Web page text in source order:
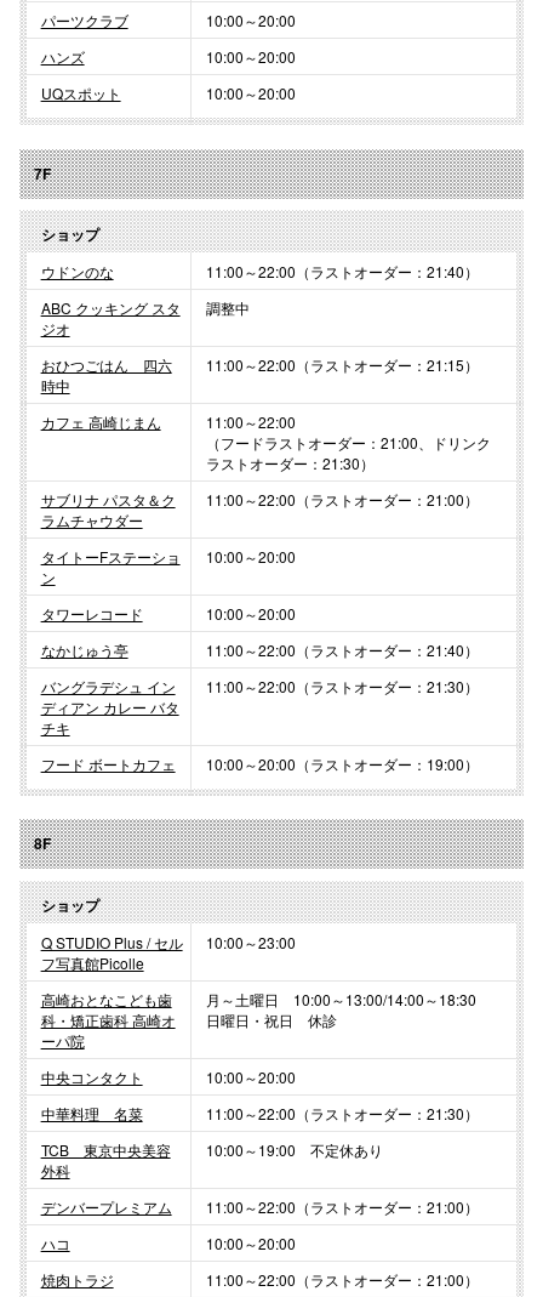
パーツクラブ
10:00～20:00
ハンズ
10:00～20:00
UQスポット
10:00～20:00
7F
ショップ
ウドンのな
11:00～22:00（ラストオーダー：21:40）
ABC クッキング スタ
ジオ
調整中
おひつごはん 四六
時中
11:00～22:00（ラストオーダー：21:15）
カフェ 高崎じまん
11:00～22:00
（フードラストオーダー：21:00、ドリンク
ラストオーダー：21:30）
サブリナ パスタ＆ク
ラムチャウダー
11:00～22:00（ラストオーダー：21:00）
タイトーFステーショ
ン
10:00～20:00
タワーレコード
10:00～20:00
なかじゅう亭
11:00～22:00（ラストオーダー：21:40）
バングラデシュ イン
ディアン カレー バタ
チキ
11:00～22:00（ラストオーダー：21:30）
フード ボートカフェ 10:00～20:00（ラストオーダー：19:00）
8F
ショップ
Q STUDIO Plus / セル
フ写真館Picolle
10:00～23:00
高崎おとなこども歯
科・矯正歯科 高崎オ
ーパ院
月～土曜日 10:00～13:00/14:00～18:30
日曜日・祝日 休診
中央コンタクト
10:00～20:00
中華料理 名菜
11:00～22:00（ラストオーダー：21:30）
TCB 東京中央美容
外科
10:00～19:00 不定休あり
デンバープレミアム
11:00～22:00（ラストオーダー：21:00）
ハコ
10:00～20:00
焼肉トラジ
11:00～22:00（ラストオーダー：21:00）